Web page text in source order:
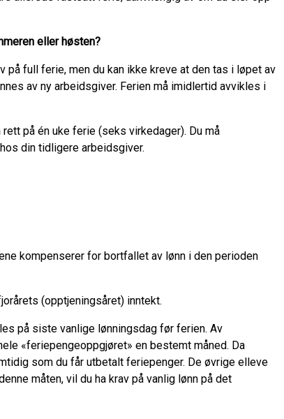
eller høsten?
på full ferie, men du kan ikke kreve at den tas i løpet av
av ny arbeidsgiver. Ferien må imidlertid avvikles i
på én uke ferie (seks virkedager). Du må
din tidligere arbeidsgiver.
kompenserer for bortfallet av lønn i den perioden
(opptjeningsåret) inntekt.
på siste vanlige lønningsdag før ferien. Av
«feriepengeoppgjøret» en bestemt måned. Da
som du får utbetalt feriepenger. De øvrige elleve
måten, vil du ha krav på vanlig lønn på det